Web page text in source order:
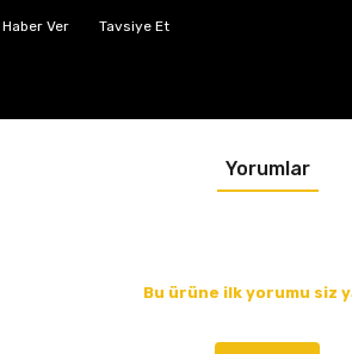
Ver Tavsiye Et
Yorumlar
Bu ürüne ilk yorumu siz